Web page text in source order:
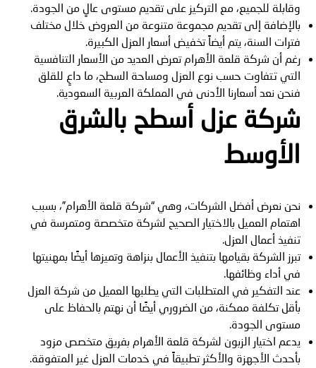
وقابلة للجميع، مع التركيز على تقديم مستوى عالٍ من الجودة.
بالإضافة إلى تقديم مجموعة متنوعة من العروض خلال مختلف
فترات السنة، يتم أيضاً تخفيض أسعار العزل الكبيرة.
رغم أن شركة قلعة الأهرام تعرض العديد من الأسعار التنافسية
التي تتفاوت حسب نوع العزل ومساحة السطح، ما داعٍ للقلق
فنحن نعد أسعارنا الأدنى في المملكة العربية السعودية.
شركة عزل أسطح بالشرق
الأوسط
نحن نعرض أفضل الشركات، وهي “شركة قلعة الأهرام”، بسبب
اهتمام العميل بالاختيار الصحيح لشركة متخصصة ومتمرسة في
تنفيذ أعمال العزل.
تبرز الشركة بقيامها بتنفيذ الأعمال بنزاهة وتميزها أيضًا بمهنيتها
في أداء وظائفها.
عند التفكير في المتطلبات التي يطلبها العميل من شركة العزل
بأقل تكلفة ممكنة، من الضروري أيضًا أن نهتم بالحفاظ على
مستوى الجودة.
يدعم اختيار الزبون لشركة قلعة الأهرام بفريق متخصص مزود
بأحدث الأجهزة والأكثر تطبيقاً في خدمات العزل غير المتفوقة.